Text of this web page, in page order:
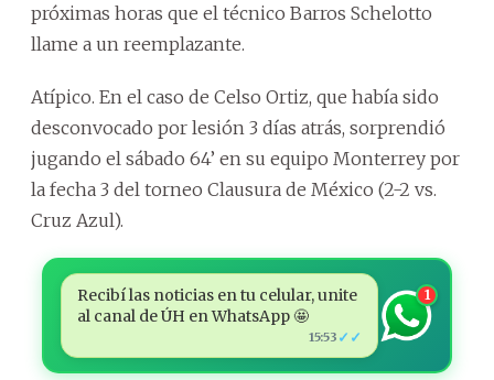
próximas horas que el técnico Barros Schelotto
llame a un reemplazante.
Atípico. En el caso de Celso Ortiz, que había sido
desconvocado por lesión 3 días atrás, sorprendió
jugando el sábado 64’ en su equipo Monterrey por
la fecha 3 del torneo Clausura de México (2-2 vs.
Cruz Azul).
Recibí las noticias en tu celular, unite
al canal de ÚH en WhatsApp 🤩
15:53 ✓✓
1